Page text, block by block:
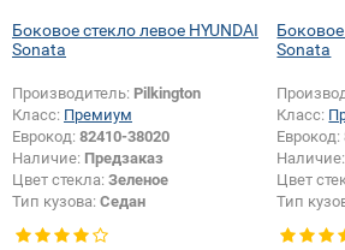
Боковое стекло левое HYUNDAI
Sonata
Производитель: Pilkington
Класс: Премиум
Еврокод: 82410-38020
Наличие: Предзаказ
Цвет стекла: Зеленое
Тип кузова: Седан
Боковое
Sonata
Класс:
Еврокод:
Наличие:
Цвет
Тип